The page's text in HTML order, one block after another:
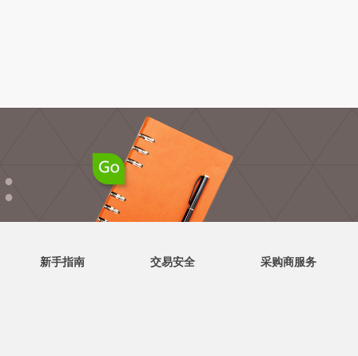
●
●
新手指南 交易安全 采购商服务